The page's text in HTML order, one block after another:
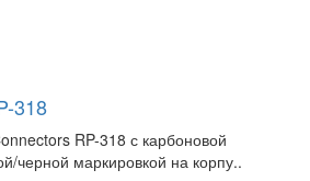
318
RP-318 с карбоновой
черной маркировкой на корпу..